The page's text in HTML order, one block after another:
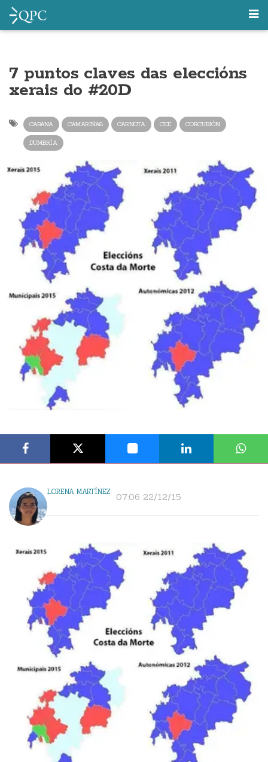
7 puntos claves das eleccións
xerais do #20D
CABANA CAMARIÑAS CARNOTA CEE CORCUBIÓN
DUMBRÍA
LORENA MARTÍNEZ 07:06 22/12/15